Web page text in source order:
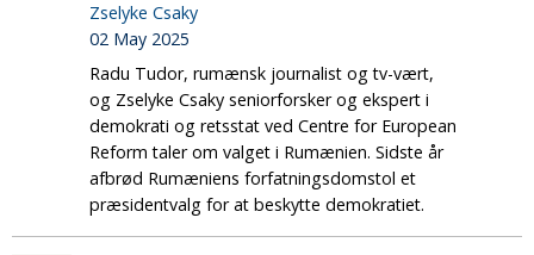
Zselyke Csaky
02 May 2025
Radu Tudor, rumænsk journalist og tv-vært,
og Zselyke Csaky seniorforsker og ekspert i
demokrati og retsstat ved Centre for European
Reform taler om valget i Rumænien. Sidste år
afbrød Rumæniens forfatningsdomstol et
præsidentvalg for at beskytte demokratiet.